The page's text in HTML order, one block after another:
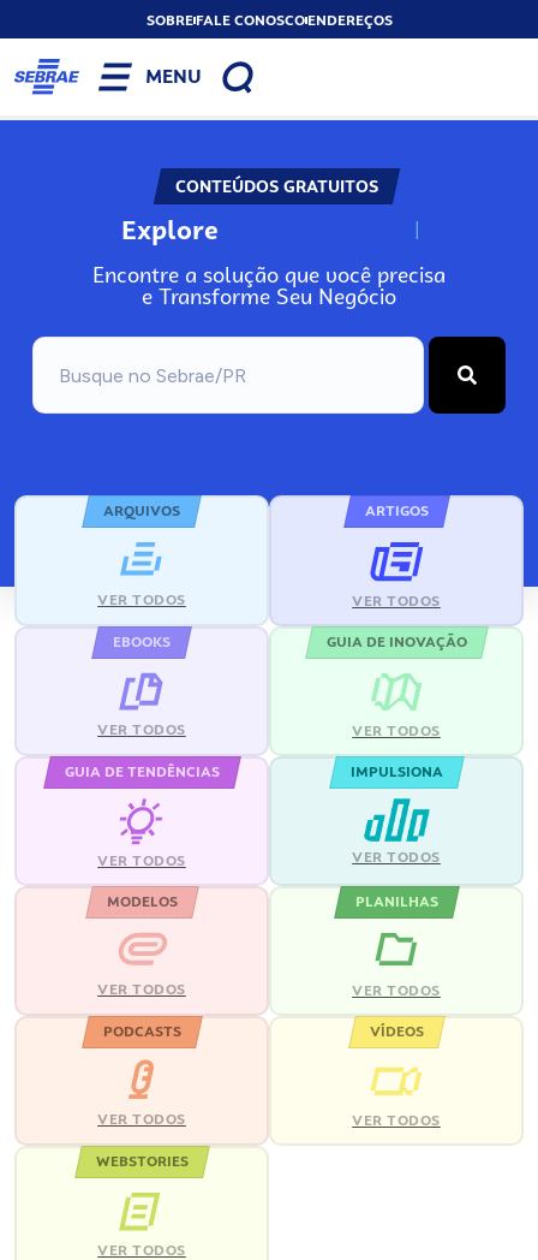
SOBREFALE CONOSCOENDEREÇOS
MENU
CONTEÚDOS GRATUITOS
Explore N
Encontre a solução que você precisa
e Transforme Seu Negócio
ARQUIVOS
VER TODOS
ARTIGOS
VER TODOS
EBOOKS
VER TODOS
GUIA DE INOVAÇÃO
VER TODOS
GUIA DE TENDÊNCIAS
VER TODOS
IMPULSIONA
VER TODOS
MODELOS
VER TODOS
PLANILHAS
VER TODOS
PODCASTS
VER TODOS
VÍDEOS
VER TODOS
WEBSTORIES
VER TODOS